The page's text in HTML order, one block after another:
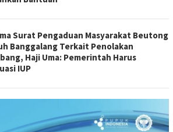
Surat Pengaduan Masyarakat Beutong
Banggalang Terkait Penolakan
Haji Uma: Pemerintah Harus
IUP